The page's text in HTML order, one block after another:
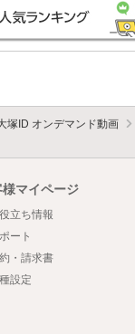
塚ID オンデマンド動画
様マイページ
立ち情報
ート
・請求書
設定